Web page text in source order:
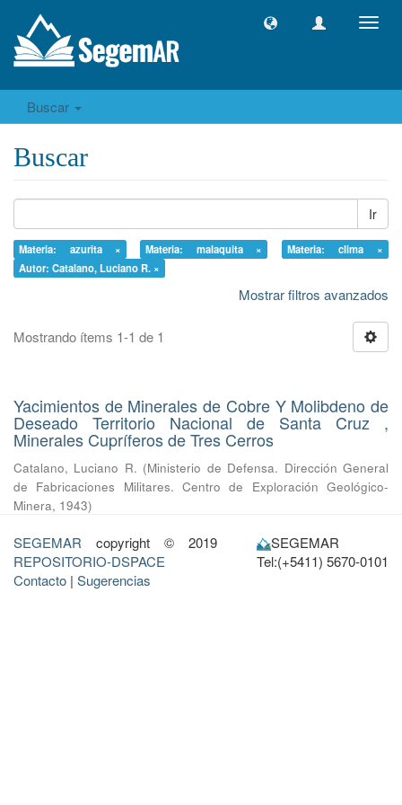
Buscar
Buscar
Ir
Materia: azurita × Materia: malaquita ×
Materia: clima ×
Autor: Catalano, Luciano R. ×
Mostrar filtros avanzados
Mostrando ítems 1-1 de 1
Yacimientos de Minerales de Cobre Y Molibdeno de
Deseado Territorio Nacional de Santa Cruz ,
Minerales Cupríferos de Tres Cerros
Catalano, Luciano R. (Ministerio de Defensa. Dirección General
de Fabricaciones Militares. Centro de Exploración Geológico-
Minera, 1943)
SEGEMAR copyright © 2019
REPOSITORIO-DSPACE
Contacto | Sugerencias
SEGEMAR
Tel:(+5411) 5670-0101